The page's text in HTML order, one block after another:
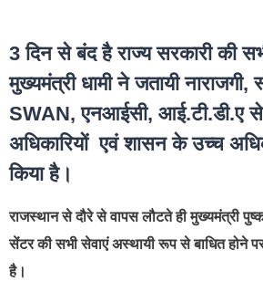
3 दिन से बंद है राज्य सरकारी की
मुख्यमंत्री धामी ने जतायी
SWAN, एनआईसी, आई.टी.डी.ए
अधिकारियों एवं शासन के उच्च
किया है।
राजस्थान से दौरे से वापस लौटते ही मुख्यमंत्री
सेंटर की सभी सेवाएं अस्थायी रूप से बाधित होने
है।